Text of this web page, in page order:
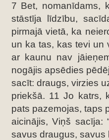
7 Bet, nomanīdams,
stāstīja līdzību,
pirmajā vietā, ka
un ka tas, kas tevi un
ar kaunu nav
nogājis apsēdies
sacīt: draugs, virzies
priekšā. 11 Jo katrs,
pats pazemojas, taps
aicinājis, Viņš sacīja:
savus draugus, savus